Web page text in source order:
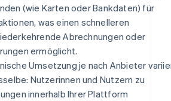
(wie Karten oder Bankdaten) für
was einen schnelleren
Abrechnungen oder
ermöglicht.
Umsetzung je nach Anbieter
Nutzerinnen und Nutzern zu
innerhalb Ihrer Plattform